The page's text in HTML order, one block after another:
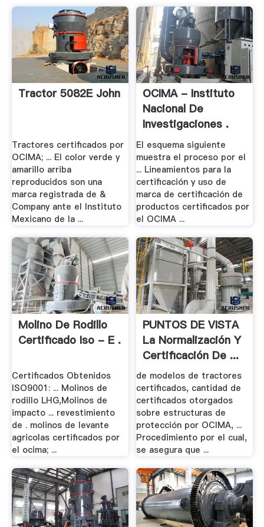
Tractor 5082E John
Tractores certificados por
OCIMA; ... El color verde y
amarillo arriba
reproducidos son una
marca registrada de &
Company ante el Instituto
Mexicano de la ...
OCIMA - Instituto
Nacional De
Investigaciones .
El esquema siguiente
muestra el proceso por el
... Lineamientos para la
certificación y uso de
marca de certificación de
productos certificados por
el OCIMA ...
Molino De Rodillo
Certificado Iso - E .
Certificados Obtenidos
ISO9001: ... Molinos de
rodillo LHG,Molinos de
impacto ... revestimiento
de . molinos de levante
agricolas certificados por
el ocima; ...
PUNTOS DE VISTA
La Normalización Y
Certificación De ...
de modelos de tractores
certificados, cantidad de
certificados otorgados
sobre estructuras de
protección por OCIMA, ...
Procedimiento por el cual,
se asegura que ...